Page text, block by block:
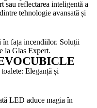
sau reflectarea inteligentă a
tehnologie avansată și
în fața incendiilor. Soluții
la Glas Expert.
Eleganță și
LED aduce magia în